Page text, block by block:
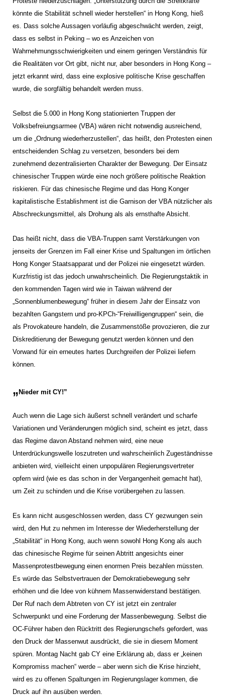
könnte die Stabilität schnell wieder herstellen“ in Hong Kong, hieß
es. Dass solche Aussagen vorläufig abgeschwächt werden, zeigt,
dass es selbst in Peking – wo es Anzeichen von
Wahrnehmungsschwierigkeiten und einem geringen Verständnis für
die Realitäten vor Ort gibt, nicht nur, aber besonders in Hong Kong –
jetzt erkannt wird, dass eine explosive politische Krise geschaffen
wurde, die sorgfältig behandelt werden muss.
Selbst die 5.000 in Hong Kong stationierten Truppen der
Volksbefreiungsarmee (VBA) wären nicht notwendig ausreichend,
um die „Ordnung wiederherzustellen“, das heißt, den Protesten einen
entscheidenden Schlag zu versetzen, besonders bei dem
zunehmend dezentralisierten Charakter der Bewegung. Der Einsatz
chinesischer Truppen würde eine noch größere politische Reaktion
riskieren. Für das chinesische Regime und das Hong Konger
kapitalistische Establishment ist die Garnison der VBA nützlicher als
Abschreckungsmittel, als Drohung als als ernsthafte Absicht.
Das heißt nicht, dass die VBA-Truppen samt Verstärkungen von
jenseits der Grenzen im Fall einer Krise und Spaltungen im örtlichen
Hong Konger Staatsapparat und der Polizei nie eingesetzt würden.
Kurzfristig ist das jedoch unwahrscheinlich. Die Regierungstaktik in
den kommenden Tagen wird wie in Taiwan während der
„Sonnenblumenbewegung“ früher in diesem Jahr der Einsatz von
bezahlten Gangstern und pro-KPCh-“Freiwilligengruppen“ sein, die
als Provokateure handeln, die Zusammenstöße provozieren, die zur
Diskreditierung der Bewegung genutzt werden können und den
Vorwand für ein erneutes hartes Durchgreifen der Polizei liefern
können.
„ Nieder mit CY!”
Auch wenn die Lage sich äußerst schnell verändert und scharfe
Variationen und Veränderungen möglich sind, scheint es jetzt, dass
das Regime davon Abstand nehmen wird, eine neue
Unterdrückungswelle loszutreten und wahrscheinlich Zugeständnisse
anbieten wird, vielleicht einen unpopulären Regierungsvertreter
opfern wird (wie es das schon in der Vergangenheit gemacht hat),
um Zeit zu schinden und die Krise vorübergehen zu lassen.
Es kann nicht ausgeschlossen werden, dass CY gezwungen sein
wird, den Hut zu nehmen im Interesse der Wiederherstellung der
„Stabilität“ in Hong Kong, auch wenn sowohl Hong Kong als auch
das chinesische Regime für seinen Abtritt angesichts einer
Massenprotestbewegung einen enormen Preis bezahlen müssten.
Es würde das Selbstvertrauen der Demokratiebewegung sehr
erhöhen und die Idee von kühnem Massenwiderstand bestätigen.
Der Ruf nach dem Abtreten von CY ist jetzt ein zentraler
Schwerpunkt und eine Forderung der Massenbewegung. Selbst die
OC-Führer haben den Rücktritt des Regierungschefs gefordert, was
den Druck der Massenwut ausdrückt, die sie in diesem Moment
spüren. Montag Nacht gab CY eine Erklärung ab, dass er „keinen
Kompromiss machen“ werde – aber wenn sich die Krise hinzieht,
wird es zu offenen Spaltungen im Regierungslager kommen, die
Druck auf ihn ausüben werden.